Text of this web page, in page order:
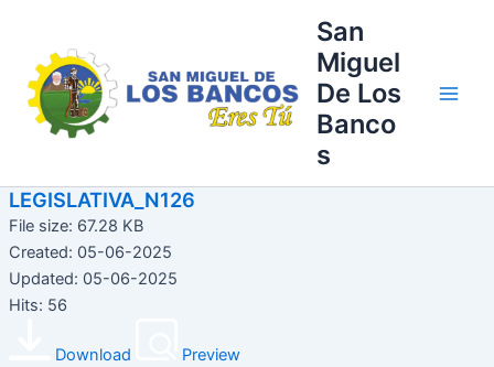
contenido
San
Miguel
De Los
Banco
s
LEGISLATIVA_N126
File size: 67.28 KB
Created: 05-06-2025
Updated: 05-06-2025
Hits: 56
Download Preview